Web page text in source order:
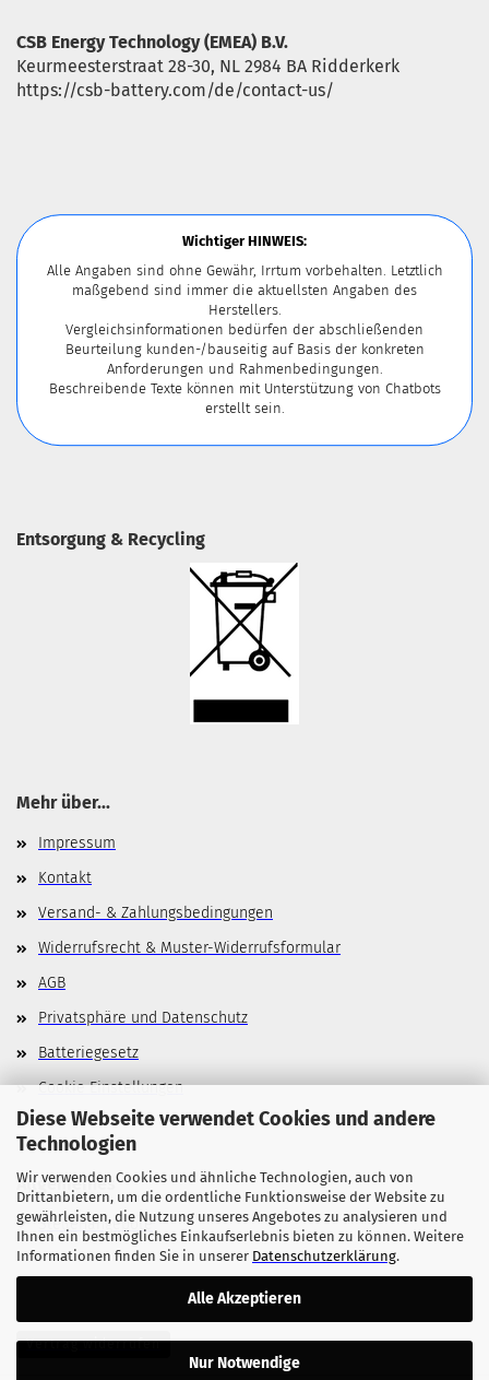
Diese Webseite verwendet Cookies und andere
Technologien
Wir verwenden Cookies und ähnliche Technologien, auch von
Drittanbietern, um die ordentliche Funktionsweise der Website zu
gewährleisten, die Nutzung unseres Angebotes zu analysieren und
Ihnen ein bestmögliches Einkaufserlebnis bieten zu können. Weitere
Informationen finden Sie in unserer Datenschutzerklärung.
Alle Akzeptieren
Nur Notwendige
CSB Energy Technology (EMEA) B.V.
Keurmeesterstraat 28-30, NL 2984 BA Ridderkerk
https://csb-battery.com/de/contact-us/
Wichtiger HINWEIS:
Alle Angaben sind ohne Gewähr, Irrtum vorbehalten. Letztlich
maßgebend sind immer die aktuellsten Angaben des
Herstellers.
Vergleichsinformationen bedürfen der abschließenden
Beurteilung kunden-/bauseitig auf Basis der konkreten
Anforderungen und Rahmenbedingungen.
Beschreibende Texte können mit Unterstützung von Chatbots
erstellt sein.
Entsorgung & Recycling
Mehr über...
Impressum
Kontakt
Versand- & Zahlungsbedingungen
Widerrufsrecht & Muster-Widerrufsformular
AGB
Privatsphäre und Datenschutz
Batteriegesetz
Cookie Einstellungen
Allgemeines
Stellenangebote
Vertrag widerrufen